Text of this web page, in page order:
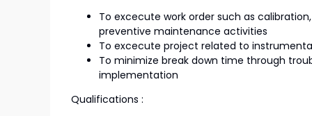
To excecute work order such as
preventive maintenance activities
To excecute project related to
To minimize break down time through
implementation
Qualifications :